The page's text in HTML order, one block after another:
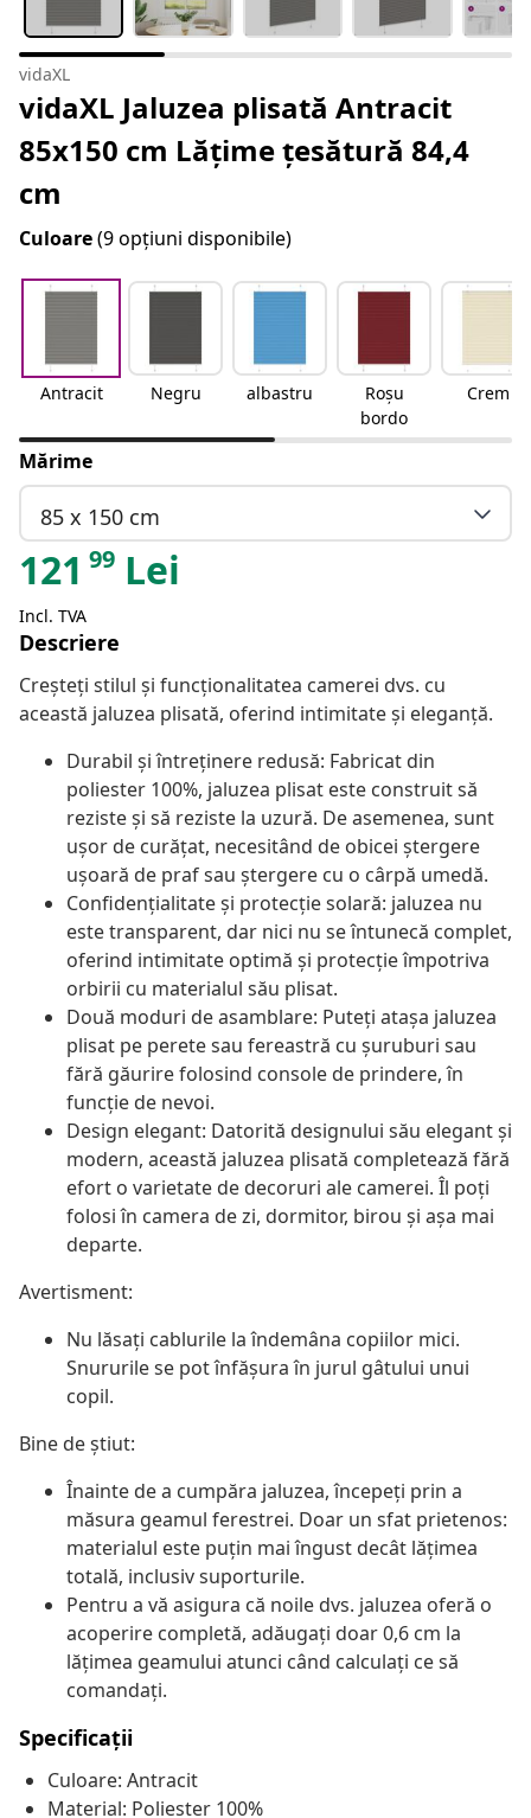
vidaXL
vidaXL Jaluzea plisată Antracit
85x150 cm Lățime țesătură 84,4
cm
Culoare(9 opțiuni disponibile)
Antracit Negru albastru
Roșu
bordo
Crem
Mărime
85 x 150 cm
121 99 Lei
Incl. TVA
Descriere
Creșteți stilul și funcționalitatea camerei dvs. cu
această jaluzea plisată, oferind intimitate și eleganță.
Durabil și întreținere redusă: Fabricat din
poliester 100%, jaluzea plisat este construit să
reziste și să reziste la uzură. De asemenea, sunt
ușor de curățat, necesitând de obicei ștergere
ușoară de praf sau ștergere cu o cârpă umedă.
Confidențialitate și protecție solară: jaluzea nu
este transparent, dar nici nu se întunecă complet,
oferind intimitate optimă și protecție împotriva
orbirii cu materialul său plisat.
Două moduri de asamblare: Puteți atașa jaluzea
plisat pe perete sau fereastră cu șuruburi sau
fără găurire folosind console de prindere, în
funcție de nevoi.
Design elegant: Datorită designului său elegant și
modern, această jaluzea plisată completează fără
efort o varietate de decoruri ale camerei. Îl poți
folosi în camera de zi, dormitor, birou și așa mai
departe.
Avertisment:
Nu lăsați cablurile la îndemâna copiilor mici.
Snururile se pot înfăşura în jurul gâtului unui
copil.
Bine de știut:
Înainte de a cumpăra jaluzea, începeți prin a
măsura geamul ferestrei. Doar un sfat prietenos:
materialul este puțin mai îngust decât lățimea
totală, inclusiv suporturile.
Pentru a vă asigura că noile dvs. jaluzea oferă o
acoperire completă, adăugați doar 0,6 cm la
lățimea geamului atunci când calculați ce să
comandați.
Specificații
Culoare: Antracit
Material: Poliester 100%